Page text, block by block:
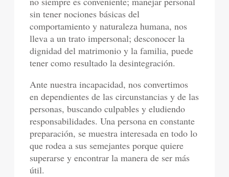
sin tener nociones básicas del
comportamiento y naturaleza humana, nos
lleva a un trato impersonal; desconocer la
dignidad del matrimonio y la familia, puede
tener como resultado la desintegración.
Ante nuestra incapacidad, nos convertimos
en dependientes de las circunstancias y de las
personas, buscando culpables y eludiendo
responsabilidades. Una persona en constante
preparación, se muestra interesada en todo lo
que rodea a sus semejantes porque quiere
superarse y encontrar la manera de ser más
útil.